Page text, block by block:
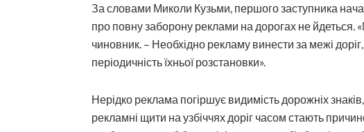
За словами Миколи Кузьми, першого заступника
про повну заборону реклами на дорогах не
чиновник. – Необхідно рекламу винести за межі
періодичність їхньої розстановки».
Нерідко реклама погіршує видимість дорожніх
рекламні щити на узбіччях доріг часом стають